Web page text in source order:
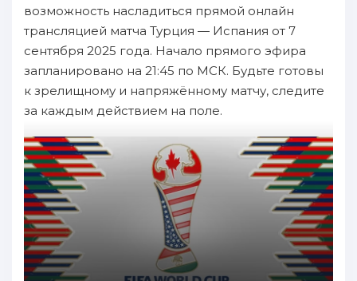
возможность насладиться прямой онлайн
трансляцией матча Турция — Испания от 7
сентября 2025 года. Начало прямого эфира
запланировано на 21:45 по МСК. Будьте готовы
к зрелищному и напряжённому матчу, следите
за каждым действием на поле.